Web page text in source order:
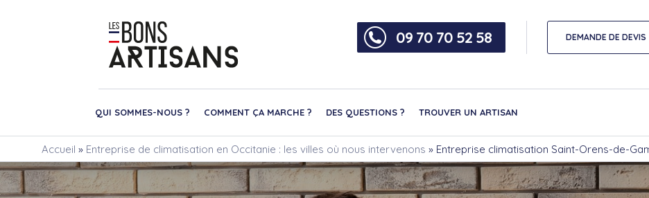
09 70 70 52 58 DEMANDE DE DEVIS
QUI SOMMES-NOUS ? COMMENT ÇA MARCHE ? DES QUESTIONS ? TROUVER UN ARTISAN
Accueil » Entreprise de climatisation en Occitanie : les villes où nous intervenons » Entreprise climatisation Saint-Orens-de-